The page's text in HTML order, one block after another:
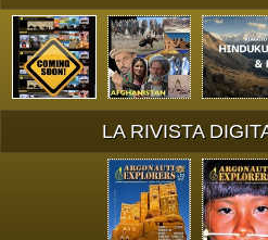
LA RIVISTA